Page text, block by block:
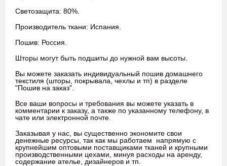
Светозащита: 80%.
Производитель ткани: Испания.
Пошив: Россия.
Шторы могут быть подшиты до нужной вам высоты.
Вы можете заказать индивидуальный пошив домашнего
текстиля (шторы, покрывала, чехлы и тп) в разделе
"Пошив на заказ".
Все ваши вопросы и требования вы можете указать в
комментарии к заказу, а также по указанному телефону, в
чате или электронной почте.
Заказывая у нас, вы существенно экономите свои
денежные ресурсы, так как мы работаем напрямую с
крупнейшим оптовыми поставщиками тканей и крупными
производственными цехами, минуя расходы на аренду,
содержание ателье, дизайнеров и тп.